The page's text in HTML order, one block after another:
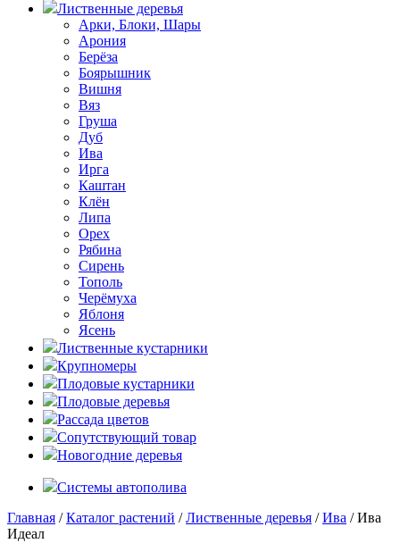
Лиственные деревья
Арки, Блоки, Шары
Арония
Берёза
Боярышник
Вишня
Вяз
Груша
Дуб
Ива
Ирга
Каштан
Клён
Липа
Орех
Рябина
Сирень
Тополь
Черёмуха
Яблоня
Ясень
Лиственные кустарники
Крупномеры
Плодовые кустарники
Плодовые деревья
Рассада цветов
Сопутствующий товар
Новогодние деревья
Системы автополива
Главная /Каталог растений /Лиственные деревья /Ива / Ива
Идеал